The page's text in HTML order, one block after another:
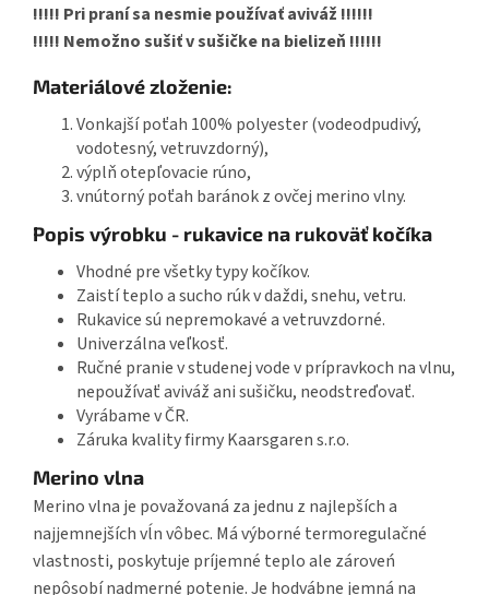
!!!!! Pri praní sa nesmie používať aviváž !!!!!!
!!!!! Nemožno sušiť v sušičke na bielizeň !!!!!!
Materiálové zloženie:
Vonkajší poťah 100% polyester (vodeodpudivý,
vodotesný, vetruvzdorný),
výplň otepľovacie rúno,
vnútorný poťah baránok z ovčej merino vlny.
Popis výrobku - rukavice na rukoväť kočíka
Vhodné pre všetky typy kočíkov.
Zaistí teplo a sucho rúk v daždi, snehu, vetru.
Rukavice sú nepremokavé a vetruvzdorné.
Univerzálna veľkosť.
Ručné pranie v studenej vode v prípravkoch na vlnu,
nepoužívať aviváž ani sušičku, neodstreďovať.
Vyrábame v ČR.
Záruka kvality firmy Kaarsgaren s.r.o.
Merino vlna
Merino vlna je považovaná za jednu z najlepších a
najjemnejších vĺn vôbec. Má výborné termoregulačné
vlastnosti, poskytuje príjemné teplo ale zároveń
nepôsobí nadmerné potenie. Je hodvábne jemná na